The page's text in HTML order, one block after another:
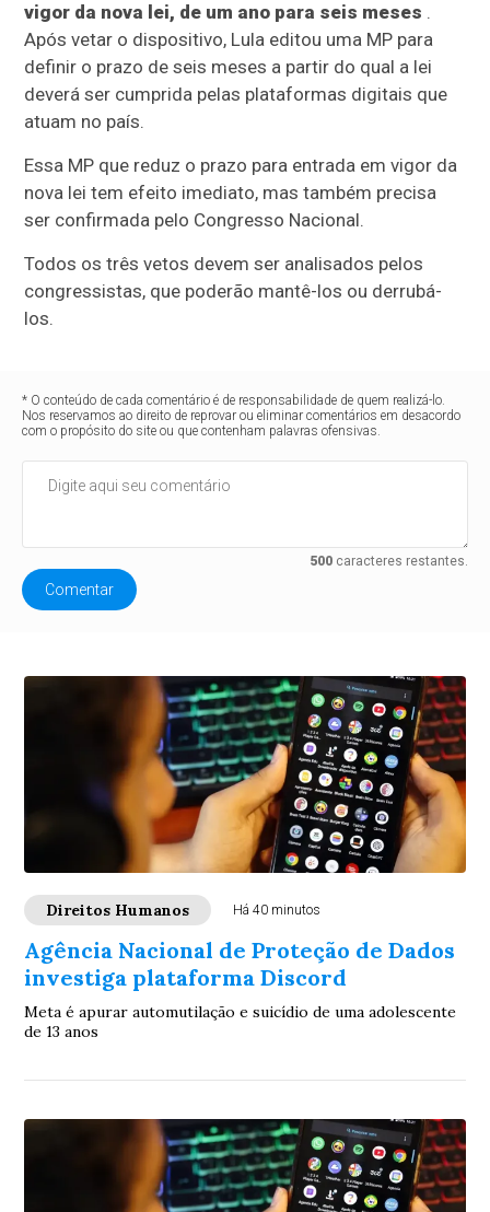
vigor da nova lei, de um ano para seis meses .
Após vetar o dispositivo, Lula editou uma MP para
definir o prazo de seis meses a partir do qual a lei
deverá ser cumprida pelas plataformas digitais que
atuam no país.
Essa MP que reduz o prazo para entrada em vigor da
nova lei tem efeito imediato, mas também precisa
ser confirmada pelo Congresso Nacional.
Todos os três vetos devem ser analisados pelos
congressistas, que poderão mantê-los ou derrubá-
los.
* O conteúdo de cada comentário é de responsabilidade de quem realizá-lo.
Nos reservamos ao direito de reprovar ou eliminar comentários em desacordo
com o propósito do site ou que contenham palavras ofensivas.
500caracteres restantes.
Comentar
Direitos Humanos Há 40 minutos
Agência Nacional de Proteção de Dados
investiga plataforma Discord
Meta é apurar automutilação e suicídio de uma adolescente
de 13 anos